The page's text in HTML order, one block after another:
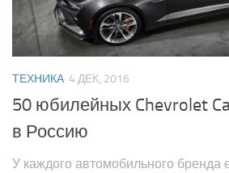
ТЕХНИКА 4 ДЕК, 2016
50 юбилейных Chevrolet
в Россию
У каждого автомобильного бренда